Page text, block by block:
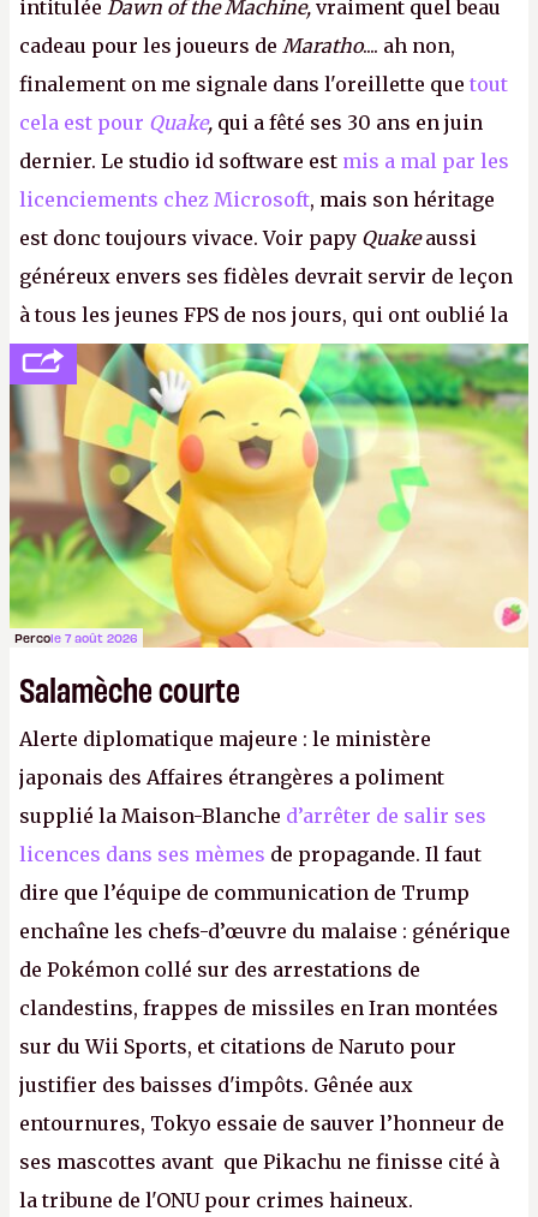
intitulée Dawn of the Machine, vraiment quel beau
cadeau pour les joueurs de Maratho.... ah non,
finalement on me signale dans l'oreillette que tout
cela est pour Quake, qui a fêté ses 30 ans en juin
dernier. Le studio id software est mis a mal par les
licenciements chez Microsoft, mais son héritage
est donc toujours vivace. Voir papy Quakeaussi
généreux envers ses fidèles devrait servir de leçon
à tous les jeunes FPS de nos jours, qui ont oublié la
politesse et le respect envers leurs joueurs et les
anciens. Il leur faudrait une bonne guerre des
consoles à ces petits cons !
Percole 7 août 2026
Salamèche courte
Alerte diplomatique majeure : le ministère
japonais des Affaires étrangères a poliment
supplié la Maison-Blanche d’arrêter de salir ses
licences dans ses mèmes de propagande. Il faut
dire que l’équipe de communication de Trump
enchaîne les chefs-d’œuvre du malaise : générique
de Pokémon collé sur des arrestations de
clandestins, frappes de missiles en Iran montées
sur du Wii Sports, et citations de Naruto pour
justifier des baisses d'impôts. Gênée aux
entournures, Tokyo essaie de sauver l’honneur de
ses mascottes avant que Pikachu ne finisse cité à
la tribune de l'ONU pour crimes haineux.